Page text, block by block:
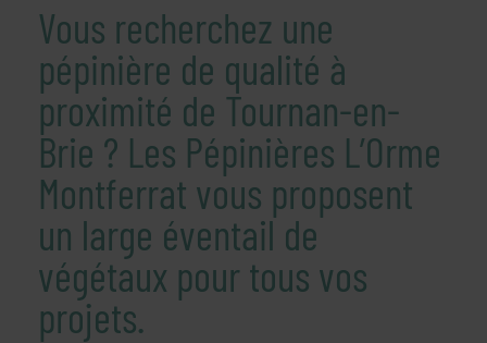
Vous recherchez une
pépinière de qualité à
proximité de Tournan-en-
Brie ? Les Pépinières L’Orme
Montferrat vous proposent
un large éventail de
végétaux pour tous vos
projets.